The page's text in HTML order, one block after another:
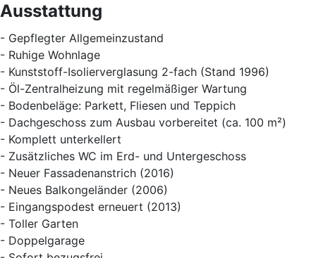
Ausstattung
- Gepflegter Allgemeinzustand
- Ruhige Wohnlage
- Kunststoff-Isolierverglasung 2-fach (Stand 1996)
- Öl-Zentralheizung mit regelmäßiger Wartung
- Bodenbeläge: Parkett, Fliesen und Teppich
- Dachgeschoss zum Ausbau vorbereitet (ca. 100 m²)
- Komplett unterkellert
- Zusätzliches WC im Erd- und Untergeschoss
- Neuer Fassadenanstrich (2016)
- Neues Balkongeländer (2006)
- Eingangspodest erneuert (2013)
- Toller Garten
- Doppelgarage